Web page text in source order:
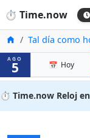
⏱️ Time.now
InicioTal día como
AGO
5 📅 Hoy
⏱️ Time.now Reloj